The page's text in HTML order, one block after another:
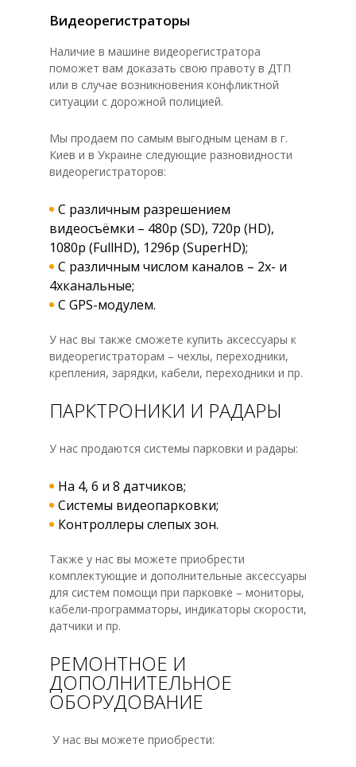
Видеорегистраторы
Наличие в машине видеорегистратора
поможет вам доказать свою правоту в ДТП
или в случае возникновения конфликтной
ситуации с дорожной полицией.
Мы продаем по самым выгодным ценам в г.
Киев и в Украине следующие разновидности
видеорегистраторов:
С различным разрешением
видеосъёмки – 480p (SD), 720p (HD),
1080p (FullHD), 1296p (SuperHD);
С различным числом каналов – 2х- и
4хканальные;
С GPS-модулем.
У нас вы также сможете купить аксессуары к
видеорегистраторам – чехлы, переходники,
крепления, зарядки, кабели, переходники и пр.
ПАРКТРОНИКИ И РАДАРЫ
У нас продаются системы парковки и радары:
На 4, 6 и 8 датчиков;
Системы видеопарковки;
Контроллеры слепых зон.
Также у нас вы можете приобрести
комплектующие и дополнительные аксессуары
для систем помощи при парковке – мониторы,
кабели-программаторы, индикаторы скорости,
датчики и пр.
РЕМОНТНОЕ И
ДОПОЛНИТЕЛЬНОЕ
ОБОРУДОВАНИЕ
У нас вы можете приобрести: